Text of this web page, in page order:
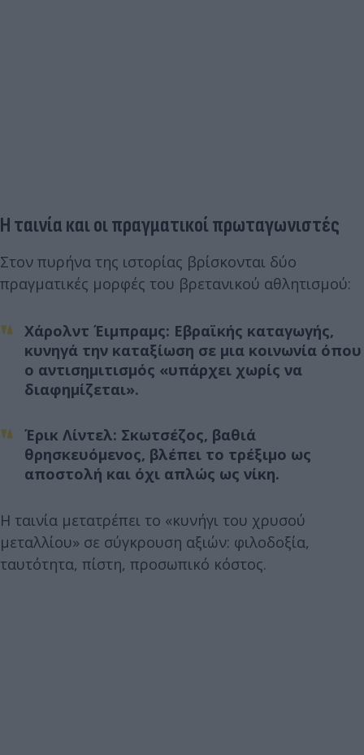
Η ταινία και οι πραγματικοί πρωταγωνιστές
Στον πυρήνα της ιστορίας βρίσκονται δύο
πραγματικές μορφές του βρετανικού αθλητισμού:
Χάρολντ Έιμπραμς: Εβραϊκής καταγωγής,
κυνηγά την καταξίωση σε μια κοινωνία όπου
ο αντισημιτισμός «υπάρχει χωρίς να
διαφημίζεται».
Έρικ Λίντελ: Σκωτσέζος, βαθιά
θρησκευόμενος, βλέπει το τρέξιμο ως
αποστολή και όχι απλώς ως νίκη.
Η ταινία μετατρέπει το «κυνήγι του χρυσού
μεταλλίου» σε σύγκρουση αξιών: φιλοδοξία,
ταυτότητα, πίστη, προσωπικό κόστος.